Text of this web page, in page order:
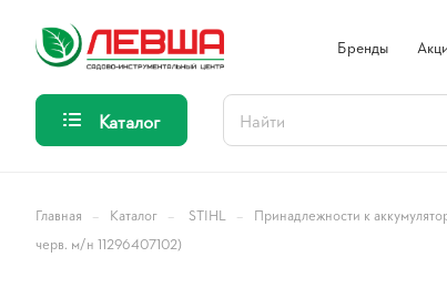
Бренды
Каталог
Главная – Каталог – STIHL – Принадлежности к
черв. м/н 11296407102)